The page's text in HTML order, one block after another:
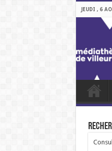
JEUDI , 6